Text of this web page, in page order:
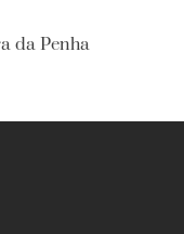
da Penha